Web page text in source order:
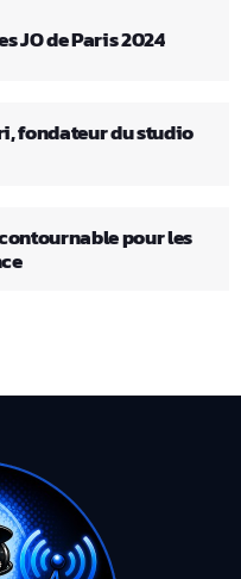
JO de Paris 2024
fondateur du studio
pour les